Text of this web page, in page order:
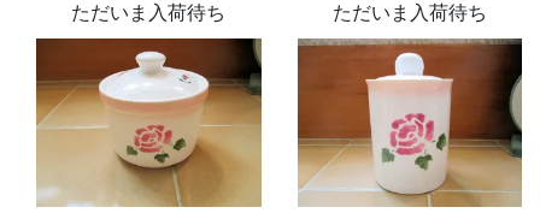
ただいま入荷待ち
ただいま入荷待ち